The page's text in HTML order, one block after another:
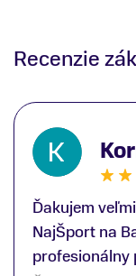
Recenzie
Ďakujem
NajŠport na
profesionálny